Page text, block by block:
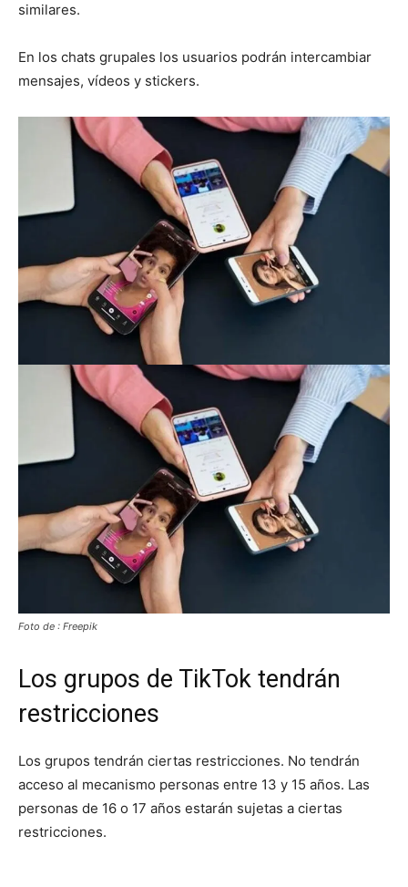
similares.
En los chats grupales los usuarios podrán intercambiar
mensajes, vídeos y stickers.
Foto de : Freepik
Los grupos de TikTok tendrán
restricciones
Los grupos tendrán ciertas restricciones. No tendrán
acceso al mecanismo personas entre 13 y 15 años. Las
personas de 16 o 17 años estarán sujetas a ciertas
restricciones.